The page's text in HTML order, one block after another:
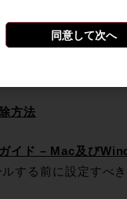
方法
イド – Mac及び
する前に設定すべ
同意して次へ